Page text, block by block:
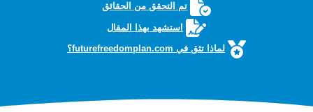
تم التحقق من الحقائق
استشهد بهذا المقال
لماذا تثق في futurefreedomplan.com؟